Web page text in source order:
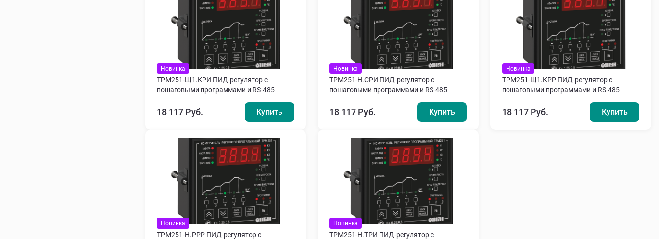
Новинка
ТРМ251-Щ1.КРИ ПИД-регулятор с
пошаговыми программами и RS-485
18 117 Руб. Купить
Новинка
ТРМ251-Н.СРИ ПИД-регулятор с
пошаговыми программами и RS-485
18 117 Руб. Купить
Новинка
ТРМ251-Щ1.КРР ПИД-регулятор с
пошаговыми программами и RS-485
18 117 Руб. Купить
Новинка
ТРМ251-Н.РРР ПИД-регулятор с
Новинка
ТРМ251-Н.ТРИ ПИД-регулятор с